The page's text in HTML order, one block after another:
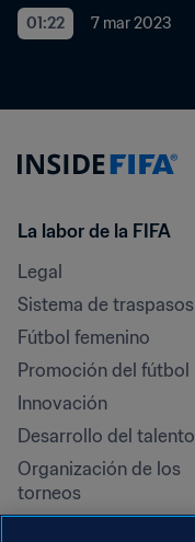
01:22 7 mar 2023
La labor de la FIFA
Legal
Sistema de traspasos
Fútbol femenino
Promoción del fútbol
Innovación
Desarrollo del talento
Organización de los
torneos